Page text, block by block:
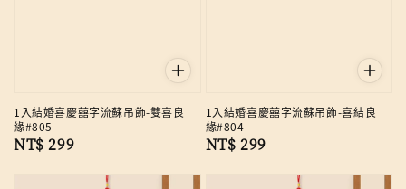
1入結婚喜慶囍字流蘇吊飾-雙喜良
緣#805
Regular
NT$ 299
1入結婚喜慶囍字流蘇吊飾-喜結良
緣#804
Regular
NT$ 299